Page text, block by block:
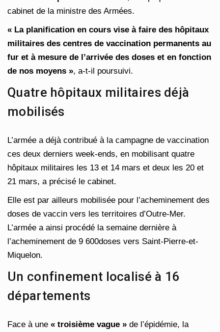
cabinet de la ministre des Armées.
« La planification en cours vise à faire des hôpitaux
militaires des centres de vaccination permanents au
fur et à mesure de l’arrivée des doses et en fonction
de nos moyens », a-t-il poursuivi.
Quatre hôpitaux militaires déjà
mobilisés
L’armée a déjà contribué à la campagne de vaccination
ces deux derniers week-ends, en mobilisant quatre
hôpitaux militaires les 13 et 14 mars et deux les 20 et
21 mars, a précisé le cabinet.
Elle est par ailleurs mobilisée pour l’acheminement des
doses de vaccin vers les territoires d’Outre-Mer.
L’armée a ainsi procédé la semaine dernière à
l’acheminement de 9 600doses vers Saint-Pierre-et-
Miquelon.
Un confinement localisé à 16
départements
Face à une « troisième vague » de l’épidémie, la